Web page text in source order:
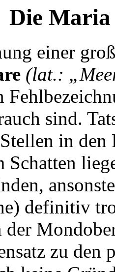
Die
einer
(lat.:
sind.
in den
Schatten
definitiv
der
zu den